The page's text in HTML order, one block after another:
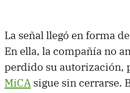
La señal llegó en forma de
En ella, la compañía no
perdido su autorización,
MiCA sigue sin cerrarse.